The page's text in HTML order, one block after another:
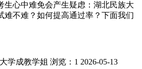
生心中难免会产生疑虑：湖北民族大
难不难？如何提高通过率？下面我们
学成教学姐 浏览：1 2026-05-13